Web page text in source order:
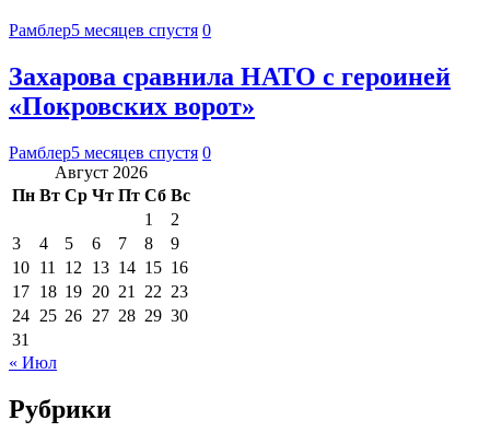
Рамблер5 месяцев спустя 0
Захарова сравнила НАТО с героиней
«Покровских ворот»
Рамблер5 месяцев спустя 0
Август 2026
Пн Вт Ср Чт Пт Сб Вс
1
2
3
4 5 6 7 8
9
10 11 12 13 14 15 16
17 18 19 20 21 22 23
24 25 26 27 28 29 30
31
« Июл
Рубрики